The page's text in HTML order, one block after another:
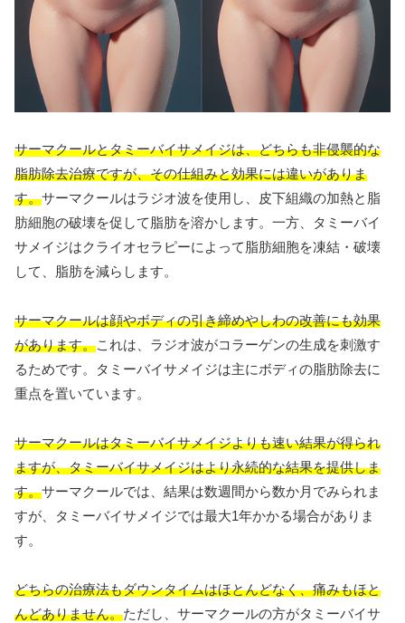
サーマクールとタミーバイサメイジは、どちらも非侵襲的な
脂肪除去治療ですが、その仕組みと効果には違いがありま
す。サーマクールはラジオ波を使用し、皮下組織の加熱と脂
肪細胞の破壊を促して脂肪を溶かします。一方、タミーバイ
サメイジはクライオセラピーによって脂肪細胞を凍結・破壊
して、脂肪を減らします。
サーマクールは顔やボディの引き締めやしわの改善にも効果
があります。これは、ラジオ波がコラーゲンの生成を刺激す
るためです。タミーバイサメイジは主にボディの脂肪除去に
重点を置いています。
サーマクールはタミーバイサメイジよりも速い結果が得られ
ますが、タミーバイサメイジはより永続的な結果を提供しま
す。サーマクールでは、結果は数週間から数か月でみられま
すが、タミーバイサメイジでは最大1年かかる場合がありま
す。
どちらの治療法もダウンタイムはほとんどなく、痛みもほと
んどありません。ただし、サーマクールの方がタミーバイサ